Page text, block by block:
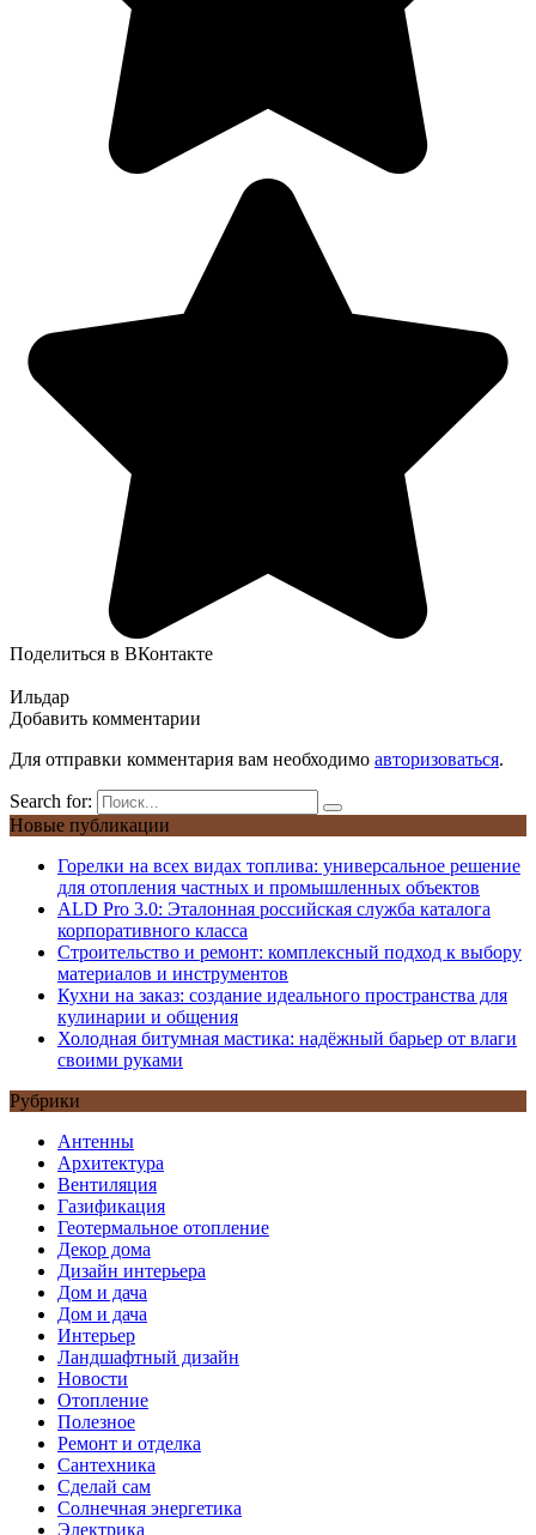
Поделиться в ВКонтакте
Ильдар
Добавить комментарии
Для отправки комментария вам необходимо авторизоваться.
Search for:
Новые публикации
Горелки на всех видах топлива: универсальное решение
для отопления частных и промышленных объектов
ALD Pro 3.0: Эталонная российская служба каталога
корпоративного класса
Строительство и ремонт: комплексный подход к выбору
материалов и инструментов
Кухни на заказ: создание идеального пространства для
кулинарии и общения
Холодная битумная мастика: надёжный барьер от влаги
своими руками
Рубрики
Антенны
Архитектура
Вентиляция
Газификация
Геотермальное отопление
Декор дома
Дизайн интерьера
Дом и дача
Дом и дача
Интерьер
Ландшафтный дизайн
Новости
Отопление
Полезное
Ремонт и отделка
Сантехника
Сделай сам
Солнечная энергетика
Электрика